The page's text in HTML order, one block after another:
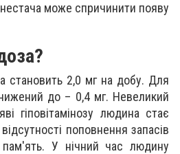
нестача може спричинити появу
становить 2,0 мг на добу. Для
до – 0,4 мг. Невеликий
гіповітамінозу людина стає
поповнення запасів
пам'ять. У нічний час людину